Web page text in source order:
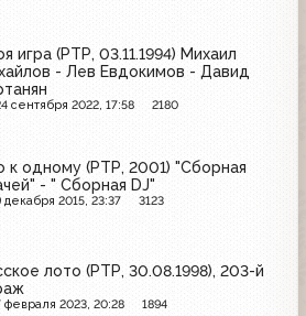
игра (РТР, 03.11.1994) Михаил
- Лев Евдокимов - Давид
сентября 2022, 17:58 2180
к одному (РТР, 2001) "Сборная
- " Сборная DJ"
декабря 2015, 23:37 3123
лото (РТР, 30.08.1998), 203-й
февраля 2023, 20:28 1894